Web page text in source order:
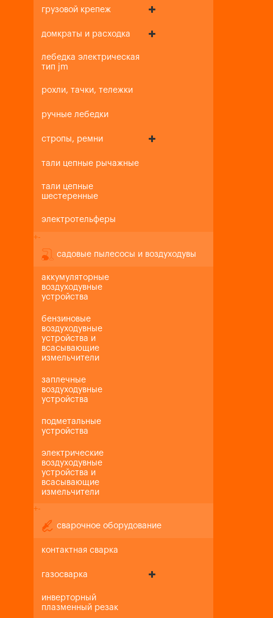
грузовой крепеж
домкраты и расходка
лебедка электрическая
тип jm
рохли, тачки, тележки
ручные лебедки
стропы, ремни
тали цепные рычажные
тали цепные
шестеренные
электротельферы
+-
садовые пылесосы и воздуходувы
аккумуляторные
воздуходувные
устройства
бензиновые
воздуходувные
устройства и
всасывающие
измельчители
заплечные
воздуходувные
устройства
подметальные
устройства
электрические
воздуходувные
устройства и
всасывающие
измельчители
+-
сварочное оборудование
контактная сварка
газосварка
инверторный
плазменный резак